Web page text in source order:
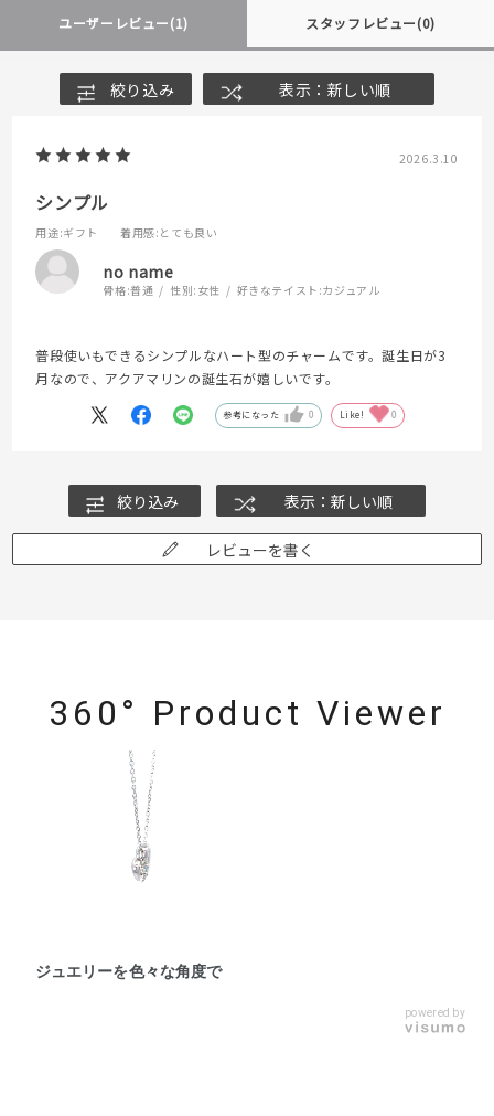
ユーザーレビュー(1) スタッフレビュー(0)
絞り込み 表示：新しい順
2026.3.10
シンプル
用途:ギフト 着用感:とても良い
no name
骨格:普通 性別: 女性 好きなテイスト:カジュアル
普段使いもできるシンプルなハート型のチャームです。誕生日が3
月なので、アクアマリンの誕生石が嬉しいです。
参考になった 0 Like! 0
絞り込み 表示：新しい順
レビューを書く
360° Product Viewer
ジュエリーを色々な角度で
powered by